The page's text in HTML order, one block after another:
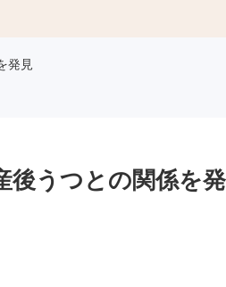
発見
後うつとの関係を